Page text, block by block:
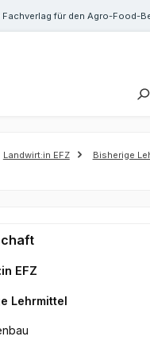
Fachverlag für den Agro-Food-
Landwirt:in EFZ
Bisherige
EFZ
Lehrmittel